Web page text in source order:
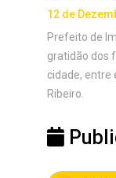
12 de
Prefeito de
gratidão dos
cidade, entre
Ribeiro.